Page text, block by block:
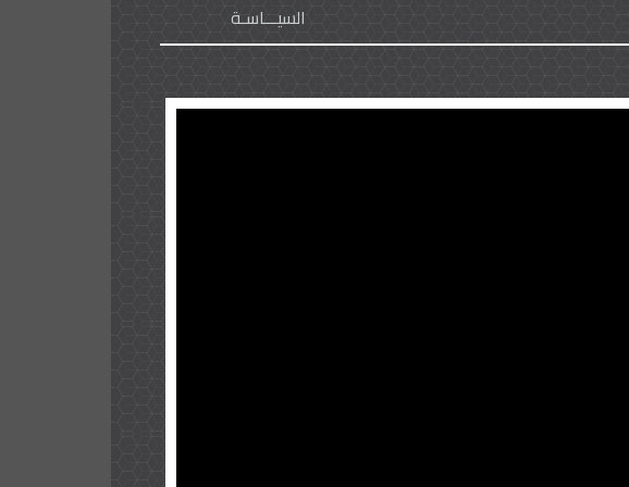
السيـــاسـة